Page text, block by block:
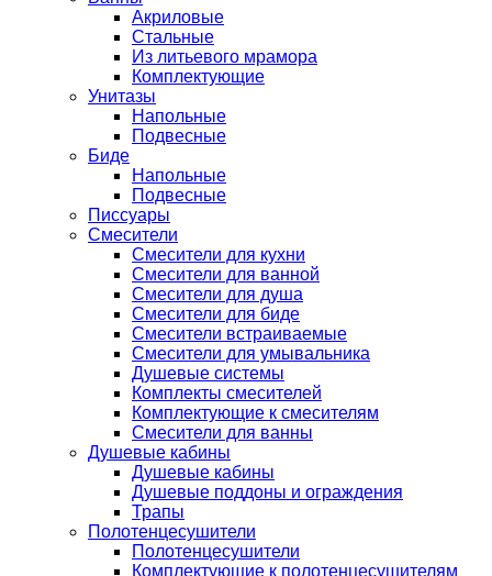
Акриловые
Стальные
Из литьевого мрамора
Комплектующие
Унитазы
Напольные
Подвесные
Биде
Напольные
Подвесные
Писсуары
Смесители
Смесители для кухни
Смесители для ванной
Смесители для душа
Смесители для биде
Смесители встраиваемые
Смесители для умывальника
Душевые системы
Комплекты смесителей
Комплектующие к смесителям
Смесители для ванны
Душевые кабины
Душевые кабины
Душевые поддоны и ограждения
Трапы
Полотенцесушители
Полотенцесушители
Комплектующие к полотенцесушителям